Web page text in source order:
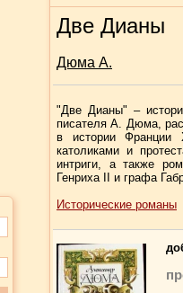
Две Дианы
Дюма А.
"Две Дианы" –
писателя А. Дюма,
в истории Франции
католиками и
интриги, а также
Генриха II и графа
Исторические романы